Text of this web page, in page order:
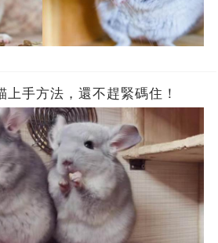
上手方法，還不趕緊碼住！